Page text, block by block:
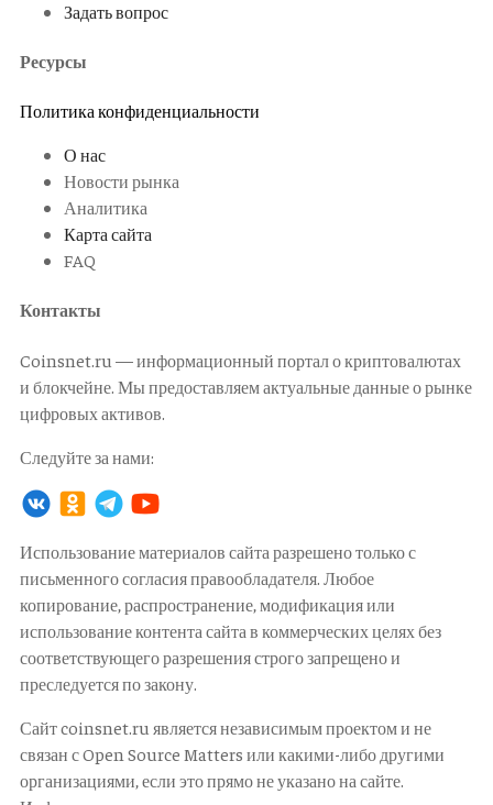
Задать вопрос
Ресурсы
Политика конфиденциальности
О нас
Новости рынка
Аналитика
Карта сайта
FAQ
Контакты
Coinsnet.ru — информационный портал о криптовалютах
и блокчейне. Мы предоставляем актуальные данные о рынке
цифровых активов.
Следуйте за нами:
Использование материалов сайта разрешено только с
письменного согласия правообладателя. Любое
копирование, распространение, модификация или
использование контента сайта в коммерческих целях без
соответствующего разрешения строго запрещено и
преследуется по закону.
Сайт coinsnet.ru является независимым проектом и не
связан с Open Source Matters или какими-либо другими
организациями, если это прямо не указано на сайте.